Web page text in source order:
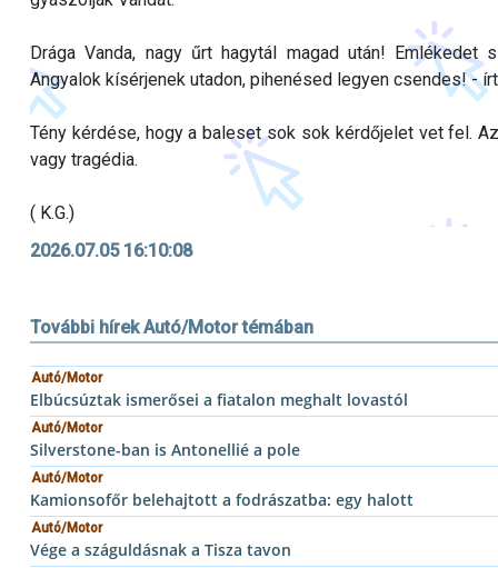
Drága Vanda, nagy űrt hagytál magad után!
Angyalok kísérjenek utadon, pihenésed legyen csendes! -
Tény kérdése, hogy a baleset sok sok kérdőjelet vet fel.
vagy tragédia.
( K.G.)
2026.07.05 16:10:08
További hírek Autó/Motor témában
Autó/Motor
Elbúcsúztak ismerősei a fiatalon meghalt lovastól
Autó/Motor
Silverstone-ban is Antonellié a pole
Autó/Motor
Kamionsofőr belehajtott a fodrászatba: egy halott
Autó/Motor
Vége a száguldásnak a Tisza tavon